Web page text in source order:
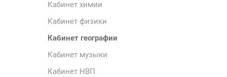
Кабинет химии
Кабинет физики
Кабинет географии
Кабинет музыки
Кабинет НВП